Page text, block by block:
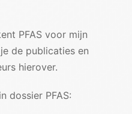
PFAS voor mijn
de publicaties en
hierover.
dossier PFAS: